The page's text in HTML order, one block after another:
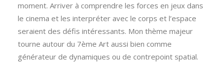
moment. Arriver à comprendre les forces en jeux dans
le cinema et les interpréter avec le corps et l’espace
seraient des défis intéressants. Mon thème majeur
tourne autour du 7ème Art aussi bien comme
générateur de dynamiques ou de contrepoint spatial.